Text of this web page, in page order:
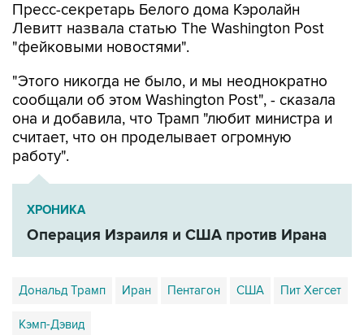
Пресс-секретарь Белого дома Кэролайн
Левитт назвала статью The Washington Post
"фейковыми новостями".
"Этого никогда не было, и мы неоднократно
сообщали об этом Washington Post", - сказала
она и добавила, что Трамп "любит министра и
считает, что он проделывает огромную
работу".
ХРОНИКА
Операция Израиля и США против Ирана
Дональд Трамп Иран Пентагон США Пит Хегсет
Кэмп-Дэвид